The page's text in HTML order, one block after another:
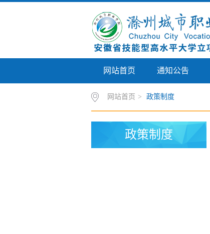
网站首页 通知公告
网站首页 > 政策制度
政策制度